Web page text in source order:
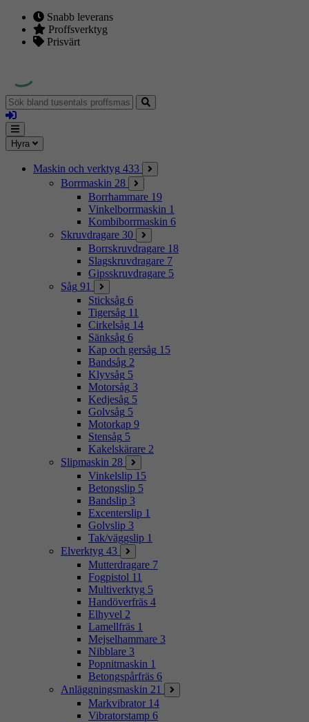
Snabb leverans
Proffsverktyg
Prisvärt
Sök
bland
tusentals
proffsmaskiner
Logga
in
Mina
sidor
Meny
Hyra
Maskin och verktyg 433
Borrmaskin 28
Borrhammare 19
Vinkelborrmaskin 1
Kombiborrmaskin 6
Skruvdragare 30
Borrskruvdragare 18
Slagskruvdragare 7
Gipsskruvdragare 5
Såg 91
Sticksåg 6
Tigersåg 11
Cirkelsåg 14
Sänksåg 6
Kap och gersåg 15
Bandsåg 2
Klyvsåg 5
Motorsåg 3
Kedjesåg 5
Golvsåg 5
Motorkap 9
Stensåg 5
Kakelskärare 2
Slipmaskin 28
Vinkelslip 15
Betongslip 5
Bandslip 3
Excenterslip 1
Golvslip 3
Tak/väggslip 1
Elverktyg 43
Mutterdragare 7
Fogpistol 11
Multiverktyg 5
Handöverfräs 4
Elhyvel 2
Lamellfräs 1
Mejselhammare 3
Nibblare 3
Popnitmaskin 1
Betongspårfräs 6
Anläggningsmaskin 21
Markvibrator 14
Vibratorstamp 6